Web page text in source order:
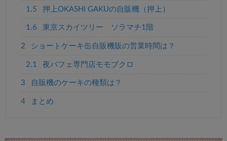
1.5 押上OKASHI GAKUの自販機（押上）
1.6 東京スカイツリー ソラマチ1階
2 ショートケーキ缶自販機販の営業時間は？
2.1 夜パフェ専門店モモブクロ
3 自販機のケーキの種類は？
4 まとめ